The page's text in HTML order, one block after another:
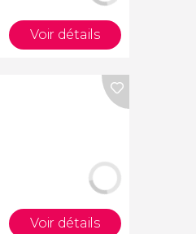
Voir détails
Voir détails